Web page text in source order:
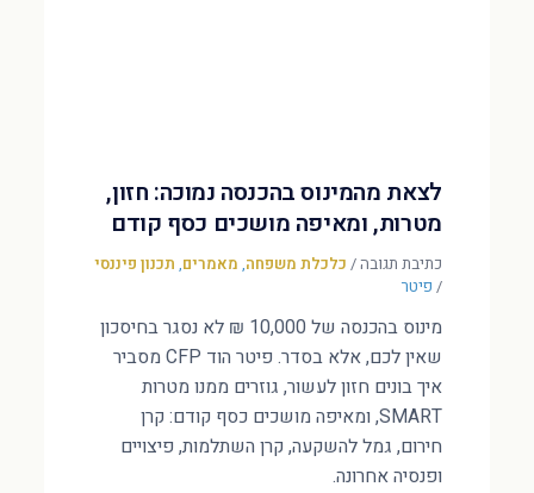
לצאת מהמינוס בהכנסה נמוכה: חזון,
מטרות, ומאיפה מושכים כסף קודם
כתיבת תגובה/ כלכלת משפחה, מאמרים, תכנון פיננסי
/ פיטר
מינוס בהכנסה של 10,000 ₪ לא נסגר בחיסכון
שאין לכם, אלא בסדר. פיטר הוד CFP מסביר
איך בונים חזון לעשור, גוזרים ממנו מטרות
SMART, ומאיפה מושכים כסף קודם: קרן
חירום, גמל להשקעה, קרן השתלמות, פיצויים
ופנסיה אחרונה.